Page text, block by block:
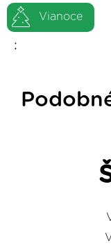
Vianoce
: